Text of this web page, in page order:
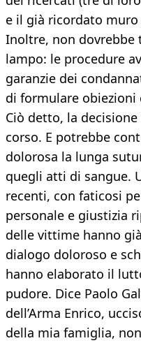
e il già ricordato
Inoltre, non
lampo: le procedure
garanzie dei
di formulare obiezioni
Ciò detto, la decisione
corso. E potrebbe
dolorosa la lunga
quegli atti di sangue.
recenti, con faticosi
personale e giustizia
delle vittime hanno
dialogo doloroso e
hanno elaborato il
pudore. Dice Paolo
dell’Arma Enrico,
della mia famiglia,